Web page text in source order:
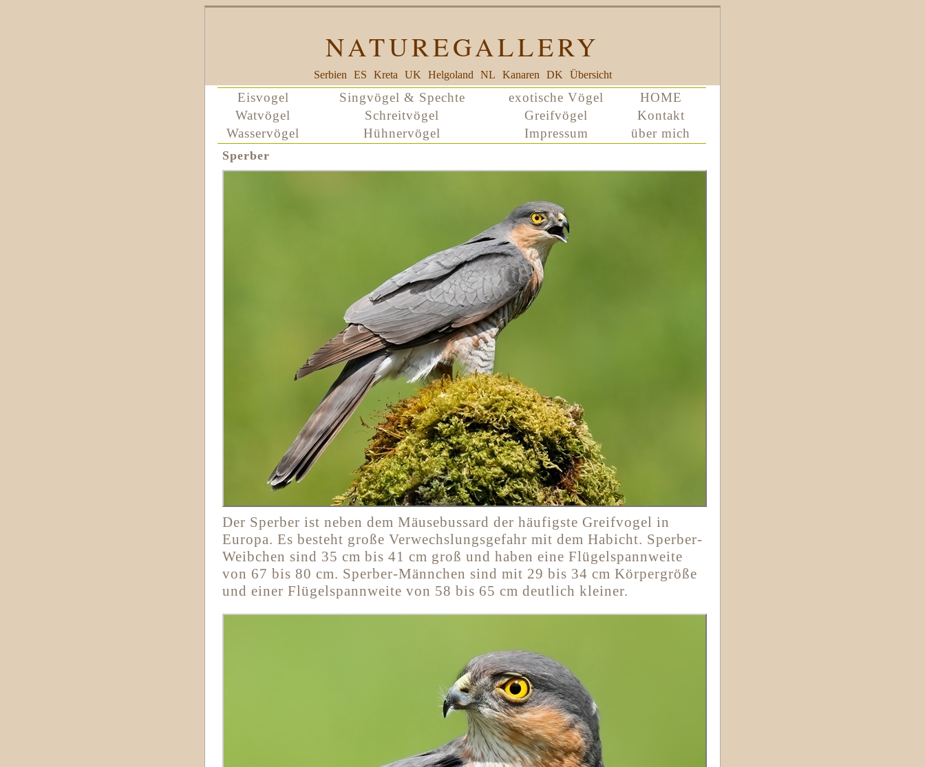
NATUREGALLERY
Serbien ES Kreta UK Helgoland NL Kanaren DK Übersicht
Eisvogel Singvögel & Spechte exotische Vögel
HOME
Watvögel
Schreitvögel Greifvögel
Kontakt
Wasservögel
Hühnervögel Impressum über mich
Sperber
Der Sperber ist neben dem Mäusebussard der häufigste Greifvogel in
Europa. Es besteht große Verwechslungsgefahr mit dem Habicht. Sperber-
Weibchen sind 35 cm bis 41 cm groß und haben eine Flügelspannweite
von 67 bis 80 cm. Sperber-Männchen sind mit 29 bis 34 cm Körpergröße
und einer Flügelspannweite von 58 bis 65 cm deutlich kleiner.